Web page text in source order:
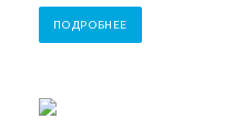
ПОДРОБНЕЕ